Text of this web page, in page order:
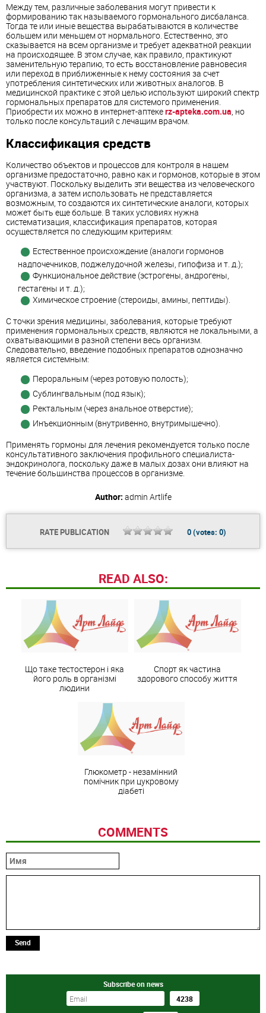
Между тем, различные заболевания могут привести к
формированию так называемого гормонального дисбаланса.
Тогда те или иные вещества вырабатываются в количестве
большем или меньшем от нормального. Естественно, это
сказывается на всем организме и требует адекватной реакции
на происходящее. В этом случае, как правило, практикуют
заменительную терапию, то есть восстановление равновесия
или переход в приближенные к нему состояния за счет
употребления синтетических или животных аналогов. В
медицинской практике с этой целью используют широкий спектр
гормональных препаратов для системого применения.
Приобрести их можно в интернет-аптекеrz-apteka.com.ua , но
только после консультаций с лечащим врачом.
Классификация средств
Количество объектов и процессов для контроля в нашем
организме предостаточно, равно как и гормонов, которые в этом
участвуют. Поскольку выделить эти вещества из человеческого
организма, а затем использовать не представляется
возможным, то создаются их синтетические аналоги, которых
может быть еще больше. В таких условиях нужна
систематизация, классификация препаратов, которая
осуществляется по следующим критериям:
Естественное происхождение (аналоги гормонов
надпочечников, поджелудочной железы, гипофиза и т. д.);
Функциональное действие (эстрогены, андрогены,
гестагены и т. д.);
Химическое строение (стероиды, амины, пептиды).
С точки зрения медицины, заболевания, которые требуют
применения гормональных средств, являются не локальными, а
охватывающими в разной степени весь организм.
Следовательно, введение подобных препаратов однозначно
является системным:
Пероральным (через ротовую полость);
Сублингвальным (под язык);
Ректальным (через анальное отверстие);
Инъекционным (внутривенно, внутримышечно).
Применять гормоны для лечения рекомендуется только после
консультативного заключения профильного специалиста-
эндокринолога, поскольку даже в малых дозах они влияют на
течение большинства процессов в организме.
Author: admin Artlife
RATE PUBLICATION 0(votes: 0)
READ ALSO:
Що таке тестостерон і яка
його роль в організмі
людини
Спорт як частина
здорового способу життя
Глюкометр - незамінний
помічник при цукровому
діабеті
COMMENTS
Send
Subscribe on news